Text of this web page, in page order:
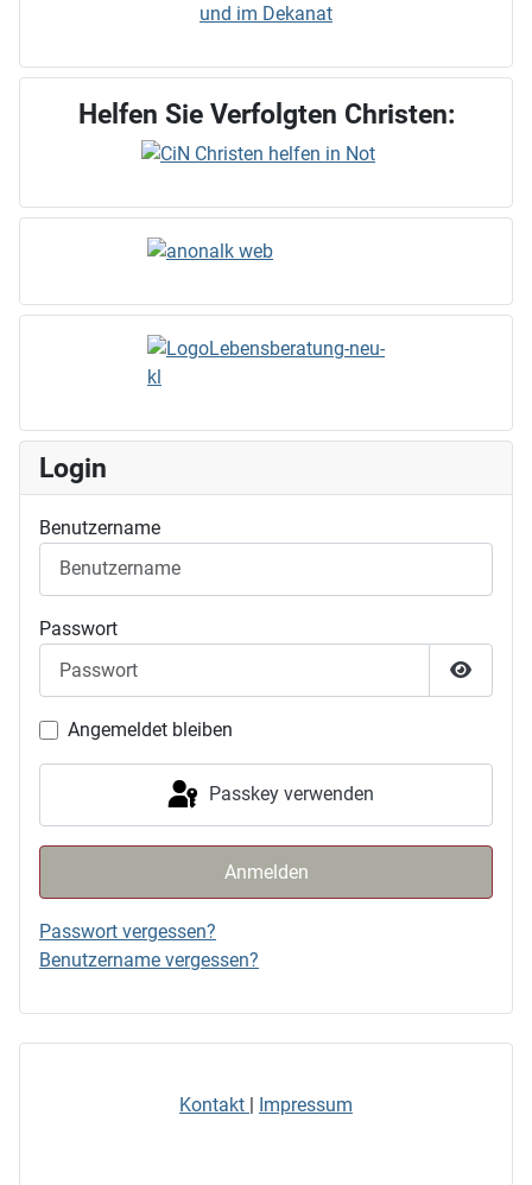
und im Dekanat
Helfen Sie Verfolgten Christen:
Login
Benutzername
Passwort
Angemeldet bleiben
Passkey verwenden
Anmelden
Passwort vergessen?
Benutzername vergessen?
Kontakt Impressum